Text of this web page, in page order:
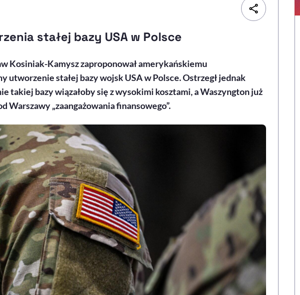
stałej bazy USA w Polsce
Kosiniak-Kamysz zaproponował amerykańskiemu
utworzenie stałej bazy wojsk USA w Polsce. Ostrzegł jednak
takiej bazy wiązałoby się z wysokimi kosztami, a Waszyngton już
Warszawy „zaangażowania finansowego”.